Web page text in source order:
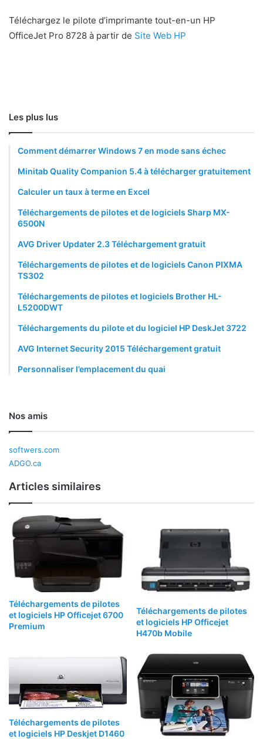
Téléchargez le pilote d’imprimante tout-en-un HP
OfficeJet Pro 8728 à partir de Site Web HP
Les plus lus
Comment démarrer Windows 7 en mode sans échec
Minitab Quality Companion 5.4 à télécharger gratuitement
Calculer un taux à terme en Excel
Téléchargements de pilotes et de logiciels Sharp MX-
6500N
AVG Driver Updater 2.3 Téléchargement gratuit
Téléchargements de pilotes et de logiciels Canon PIXMA
TS302
Téléchargements de pilotes et logiciels Brother HL-
L5200DWT
Téléchargements du pilote et du logiciel HP DeskJet 3722
AVG Internet Security 2015 Téléchargement gratuit
Personnaliser l’emplacement du quai
Nos amis
softwers.com
ADGO.ca
Articles similaires
Téléchargements de pilotes
et logiciels HP Officejet 6700
Premium
Téléchargements de pilotes
et logiciels HP Officejet
H470b Mobile
Téléchargements de pilotes
et logiciels HP Deskjet D1460